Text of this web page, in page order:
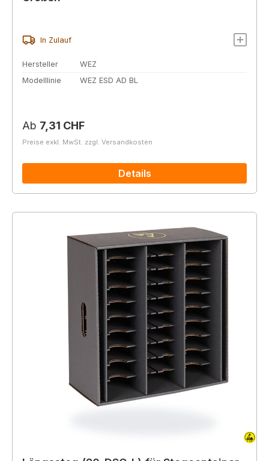
In Zulauf
Hersteller
WEZ
Modelllinie
WEZ ESD AD BL
Regulärer Preis:
Ab 7,31 CHF
Preise exkl. MwSt. zzgl. Versandkosten
Details